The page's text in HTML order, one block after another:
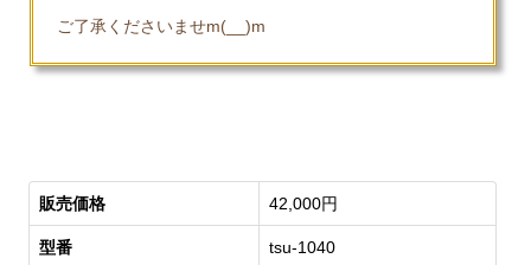
ご了承くださいませm(__)m
販売価格 42,000円
型番 tsu-1040